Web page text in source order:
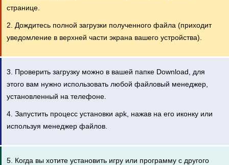
странице.
2. Дождитесь полной загрузки полученного файла (приходит
уведомление в верхней части экрана вашего устройства).
3. Проверить загрузку можно в вашей папке Download, для
этого вам нужно использовать любой файловый менеджер,
установленный на телефоне.
4. Запустить процесс установки apk, нажав на его иконку или
используя менеджер файлов.
5. Когда вы хотите установить игру или программу с другого